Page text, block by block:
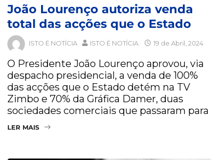
João Lourenço autoriza venda
total das acções que o Estado
ISTO É NOTÍCIA ISTO É NOTÍCIA 19 de Abril, 2024
O Presidente João Lourenço aprovou, via
despacho presidencial, a venda de 100%
das acções que o Estado detém na TV
Zimbo e 70% da Gráfica Damer, duas
sociedades comerciais que passaram para
LER MAIS